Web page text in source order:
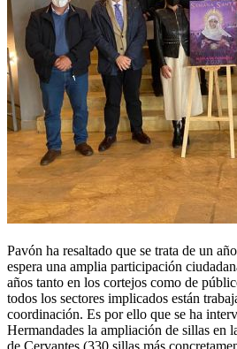
Pavón ha resaltado que se trata de un
espera una amplia participación
años tanto en los cortejos como de
todos los sectores implicados están
coordinación. Es por ello que se ha
Hermandades la ampliación de sillas en